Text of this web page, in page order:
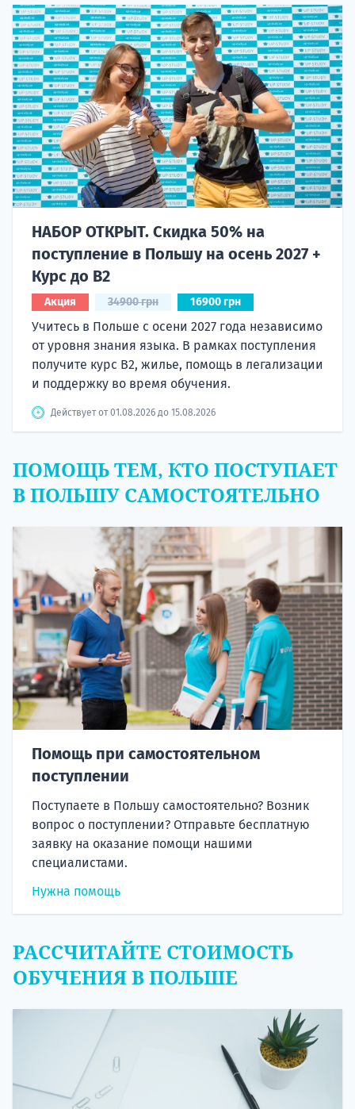
НАБОР ОТКРЫТ. Скидка 50% на
поступление в Польшу на осень 2027 +
Курс до B2
Акция 34900 грн 16900 грн
Учитесь в Польше с осени 2027 года независимо
от уровня знания языка. В рамках поступления
получите курс B2, жилье, помощь в легализации
и поддержку во время обучения.
Действует от 01.08.2026 до 15.08.2026
ПОМОЩЬ ТЕМ, КТО ПОСТУПАЕТ
В ПОЛЬШУ САМОСТОЯТЕЛЬНО
Помощь при самостоятельном
поступлении
Поступаете в Польшу самостоятельно? Возник
вопрос о поступлении? Отправьте бесплатную
заявку на оказание помощи нашими
специалистами.
Нужна помощь
РАССЧИТАЙТЕ СТОИМОСТЬ
ОБУЧЕНИЯ В ПОЛЬШЕ